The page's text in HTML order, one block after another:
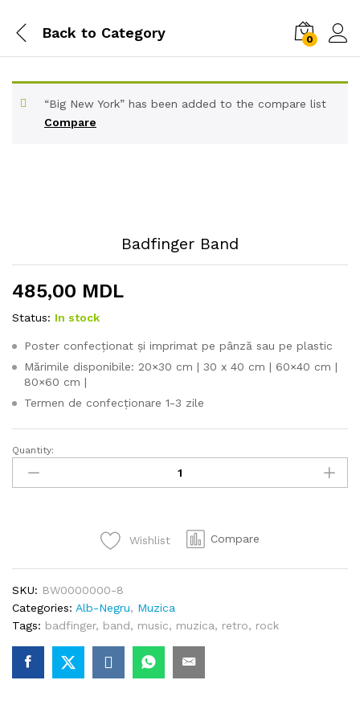
Back to Category 0
Compare
“Big New York” has been added to the compare list
Badfinger Band
485,00 MDL
Status: In stock
Poster confecționat și imprimat pe pânză sau pe plastic
Mărimile disponibile: 20×30 cm | 30 x 40 cm | 60×40 cm |
80×60 cm |
Termen de confecționare 1-3 zile
Badfinger
Band
quantity
Quantity:
Wishlist Compare
SKU: BW0000000-8
Categories: Alb-Negru, Muzica
Tags: badfinger, band, music, muzica, retro, rock